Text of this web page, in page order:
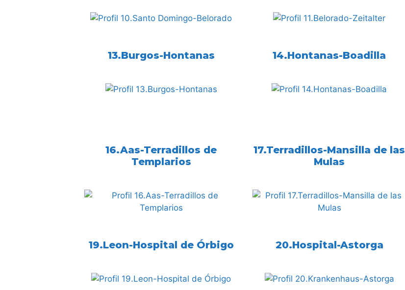
13.Burgos-Hontanas 14.Hontanas-Boadilla
16.Aas-Terradillos de
Templarios
17.Terradillos-Mansilla de las
Mulas
19.Leon-Hospital de Órbigo 20.Hospital-Astorga